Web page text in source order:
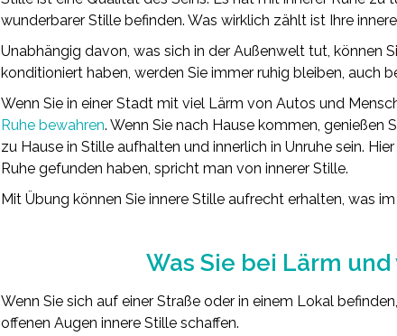
wunderbarer Stille befinden. Was wirklich zählt ist Ihre
Unabhängig davon, was sich in der Außenwelt tut, können
konditioniert haben, werden Sie immer ruhig bleiben, auch
Wenn Sie in einer Stadt mit viel Lärm von Autos und
Ruhe bewahren. Wenn Sie nach Hause kommen, genießen
zu Hause in Stille aufhalten und innerlich in Unruhe sein.
Ruhe gefunden haben, spricht man von innerer Stille.
Mit Übung können Sie innere Stille aufrecht erhalten, was
Was Sie bei Lärm
Wenn Sie sich auf einer Straße oder in einem Lokal
offenen Augen innere Stille schaffen.